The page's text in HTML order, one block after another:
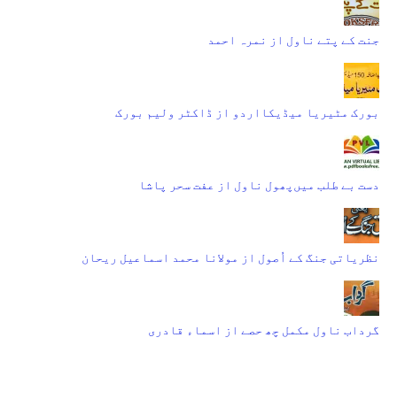
جنت کے پتے ناول از نمرہ احمد
بورک مٹیریا میڈیکااردو از ڈاکٹر ولیم بورک
دست بے طلب میں‌پھول ناول از عفت سحر پاشا
نظریاتی جنگ کے اُصول از مولانا محمد اسماعیل ریحان
گرداب ناول مکمل چھ حصے از اسماء قادری